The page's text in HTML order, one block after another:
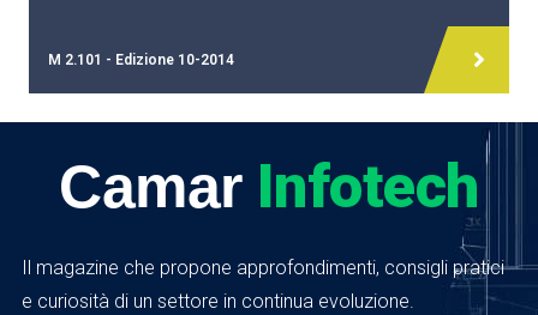
M 2.101 - Edizione 10-2014
Camar Infotech
Il magazine che propone approfondimenti, consigli pratici
e curiosità di un settore in continua evoluzione.